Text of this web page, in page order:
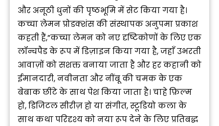
और अनूठी धुनों की पृष्ठभूमि में सेट किया गया है।
कच्चा लेमन प्रोडक्शंस की संस्थापक अनुपमा प्रकाश
कहती हैं,”कच्चा लेमन को नए दृष्टिकोणों के लिए एक
लॉन्चपैड के रूप में डिज़ाइन किया गया है, जहाँ उभरती
आवाज़ों को सशक्त बनाया जाता है और हर कहानी को
ईमानदारी, नवीनता और नींबू की चमक के एक
बेबाक छींटे के साथ पेश किया जाता है। चाहे फ़िल्म
हो, डिजिटल सीरीज़ हो या संगीत, स्टूडियो कला के
साथ कथा परिदृश्य को नया रूप देने के लिए प्रतिबद्ध